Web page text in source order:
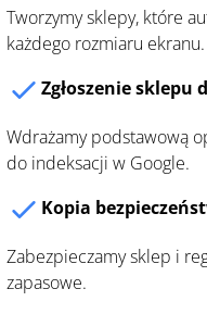
Tworzymy sklepy, które
każdego rozmiaru ekranu.
Zgłoszenie sklepu
Wdrażamy podstawową
do indeksacji w Google.
Kopia
Zabezpieczamy sklep i
zapasowe.